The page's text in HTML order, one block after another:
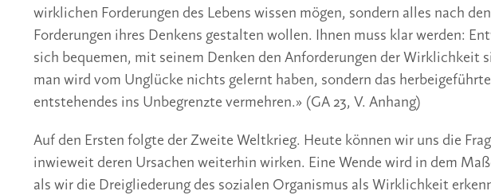
wirklichen Forderungen des Lebens wissen mögen, sondern alles nach
Forderungen ihres Denkens gestalten wollen. Ihnen muss klar werden:
sich bequemen, mit seinem Denken den Anforderungen der Wirklichkeit
man wird vom Unglücke nichts gelernt haben, sondern das
entstehendes ins Unbegrenzte vermehren.» (GA 23, V. Anhang)
Auf den Ersten folgte der Zweite Weltkrieg. Heute können wir uns die
inwieweit deren Ursachen weiterhin wirken. Eine Wende wird in dem
als wir die Dreigliederung des sozialen Organismus als Wirklichkeit